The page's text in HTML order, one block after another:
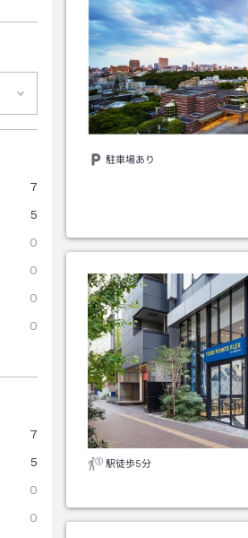
7
5
0
0
0
0
7
5
0
0
駐車場あり
駅徒歩5分